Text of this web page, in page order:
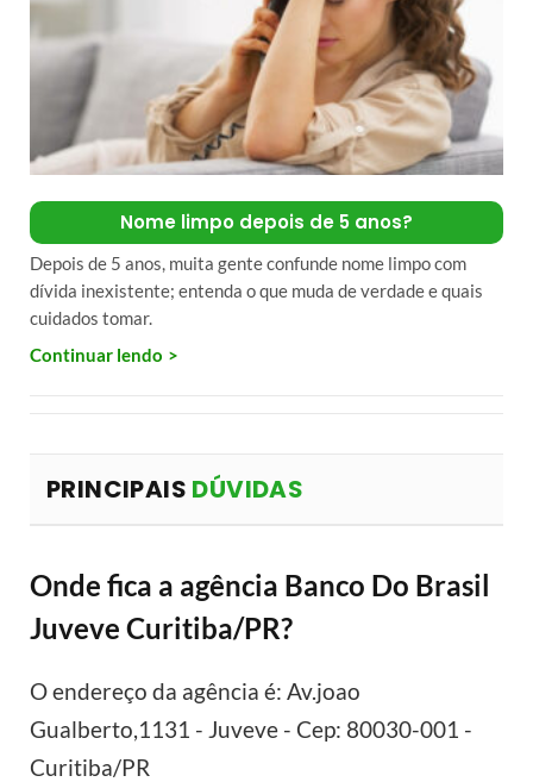
Nome limpo depois de 5 anos?
Depois de 5 anos, muita gente confunde nome limpo com
dívida inexistente; entenda o que muda de verdade e quais
cuidados tomar.
Continuar lendo
PRINCIPAIS DÚVIDAS
Onde fica a agência Banco Do Brasil
Juveve Curitiba/PR?
O endereço da agência é: Av.joao
Gualberto,1131 - Juveve - Cep: 80030-001 -
Curitiba/PR